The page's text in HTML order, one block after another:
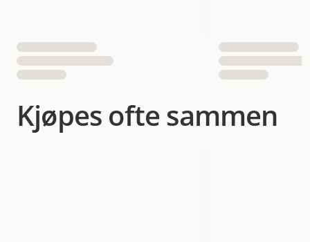
Kjøpes ofte sammen